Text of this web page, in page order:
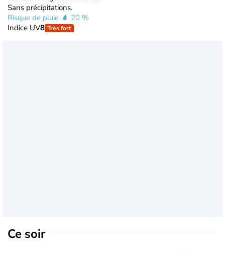
Sans précipitations.
Risque de pluie
20 %
Indice UV8 Très fort
Ce soir